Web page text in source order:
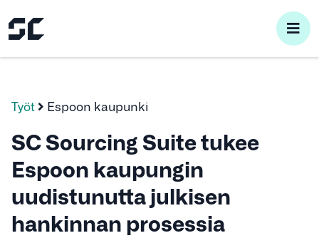
Työt Espoon kaupunki
SC Sourcing Suite tukee
Espoon kaupungin
uudistunutta julkisen
hankinnan prosessia